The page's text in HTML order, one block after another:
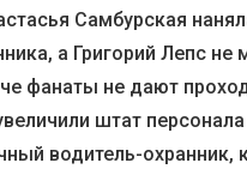
Самбурская
а Григорий Лепс
фанаты не дают
штат
водитель-охранник,